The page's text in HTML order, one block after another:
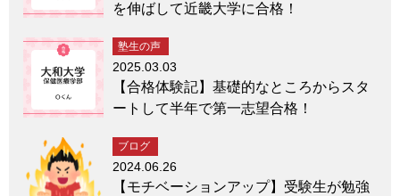
を伸ばして近畿大学に合格！
塾生の声
2025.03.03
【合格体験記】基礎的なところからスタ
ートして半年で第一志望合格！
ブログ
2024.06.26
【モチベーションアップ】受験生が勉強